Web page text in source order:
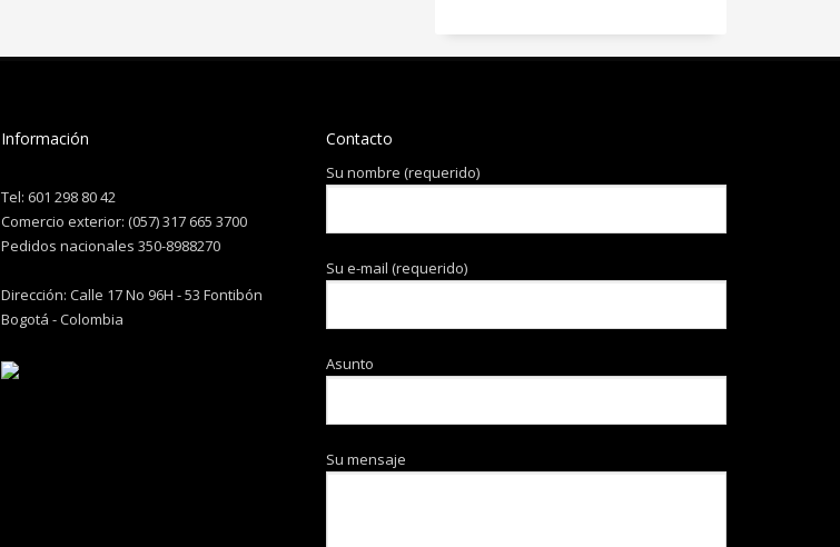
Información
Tel: 601 298 80 42
Comercio exterior: (057) 317 665 3700
Pedidos nacionales 350-8988270
Dirección: Calle 17 No 96H - 53 Fontibón
Bogotá - Colombia
Contacto
Su nombre (requerido)
Su e-mail (requerido)
Asunto
Su mensaje